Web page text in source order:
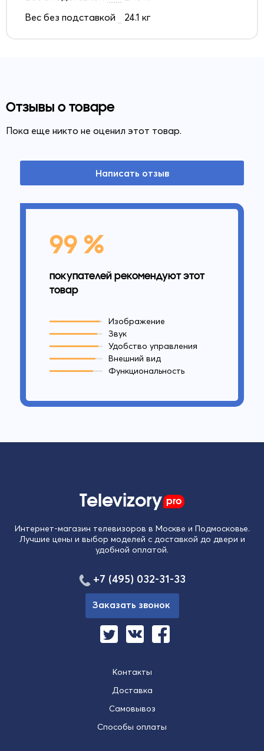
Вес без подставкой
24.1 кг
Отзывы о товаре
Пока еще никто не оценил этот товар.
Написать отзыв
99 %
покупателей рекомендуют этот
товар
Изображение
Звук
Удобство управления
Внешний вид
Функциональность
Televizory pro
Интернет-магазин телевизоров в Москве и Подмосковье.
Лучшие цены и выбор моделей с доставкой до двери и
удобной оплатой.
Контакты
Доставка
Самовывоз
Способы оплаты
+7 (495) 032-31-33
Заказать звонок